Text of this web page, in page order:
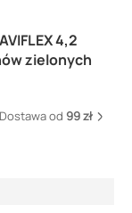
4,2
zielonych
Dostawa od 99 zł